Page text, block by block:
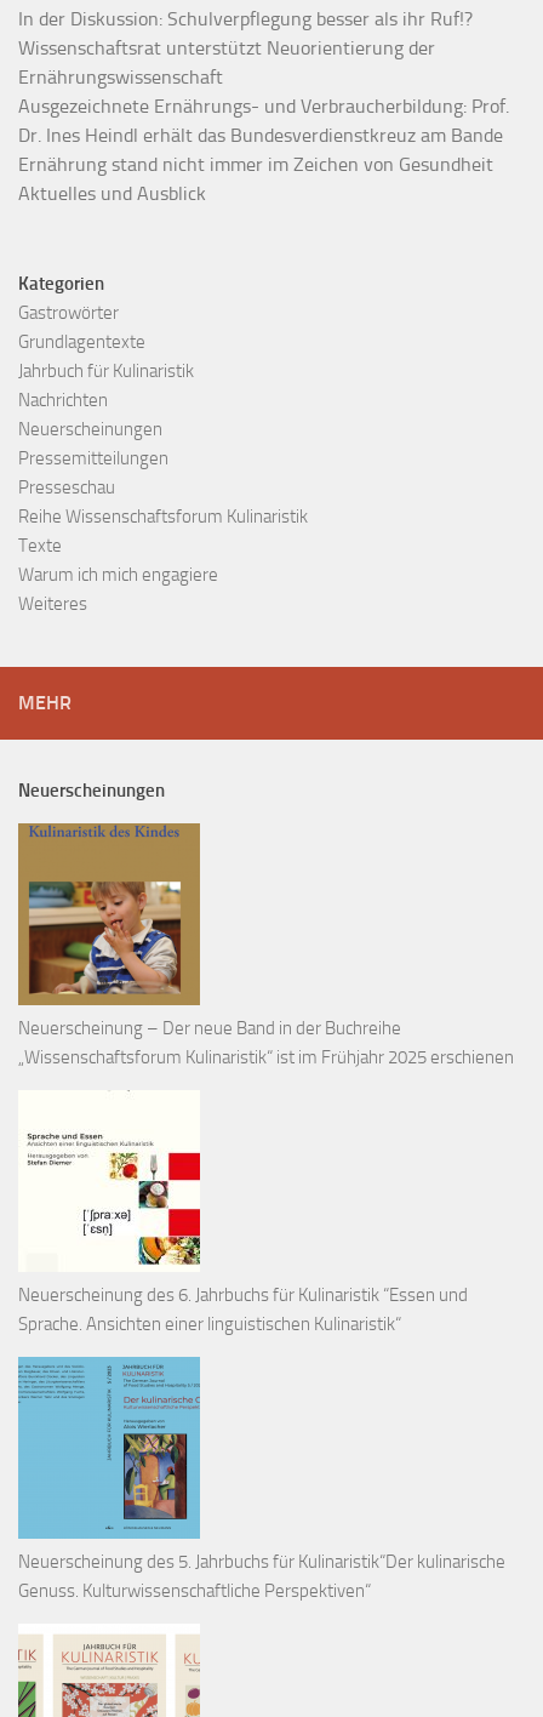
In der Diskussion: Schulverpflegung besser als ihr Ruf!?
Wissenschaftsrat unterstützt Neuorientierung der
Ernährungswissenschaft
Ausgezeichnete Ernährungs- und Verbraucherbildung: Prof.
Dr. Ines Heindl erhält das Bundesverdienstkreuz am Bande
Ernährung stand nicht immer im Zeichen von Gesundheit
Aktuelles und Ausblick
Kategorien
Gastrowörter
Grundlagentexte
Jahrbuch für Kulinaristik
Nachrichten
Neuerscheinungen
Pressemitteilungen
Presseschau
Reihe Wissenschaftsforum Kulinaristik
Texte
Warum ich mich engagiere
Weiteres
MEHR
Neuerscheinungen
Neuerscheinung – Der neue Band in der Buchreihe
„Wissenschaftsforum Kulinaristik“ ist im Frühjahr 2025 erschienen
Neuerscheinung des 6. Jahrbuchs für Kulinaristik “Essen und
Sprache. Ansichten einer linguistischen Kulinaristik“
Neuerscheinung des 5. Jahrbuchs für Kulinaristik“Der kulinarische
Genuss. Kulturwissenschaftliche Perspektiven“